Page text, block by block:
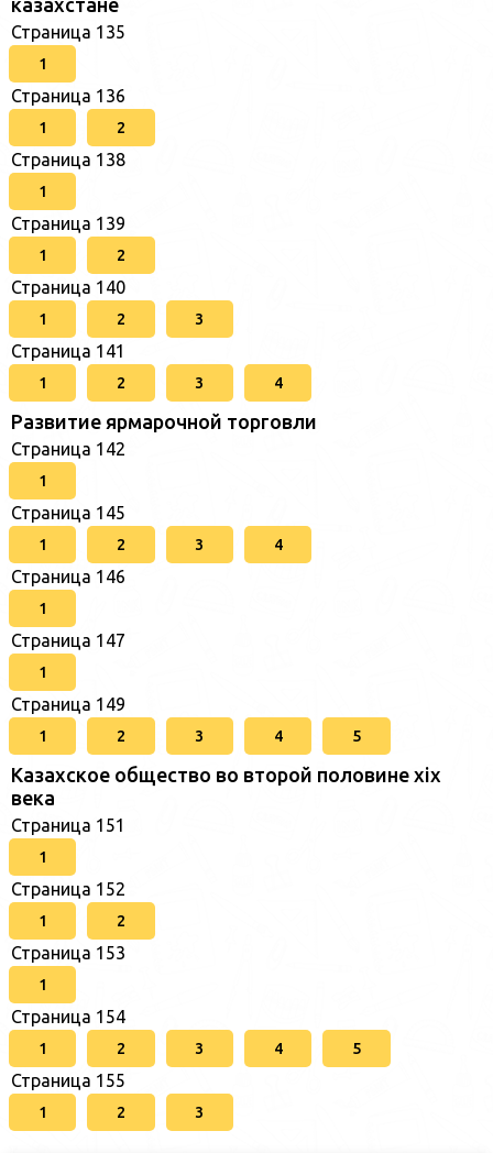
Страница 135
1
Страница 136
1 2
Страница 138
1
Страница 139
1 2
Страница 140
1 2 3
Страница 141
1 2 3 4
Развитие ярмарочной торговли
Страница 142
1
Страница 145
1 2 3 4
Страница 146
1
Страница 147
1
Страница 149
1 2 3 4 5
Казахское общество во второй половине хіх
века
Страница 151
1
Страница 152
1 2
Страница 153
1
Страница 154
1 2 3 4 5
Страница 155
1 2 3